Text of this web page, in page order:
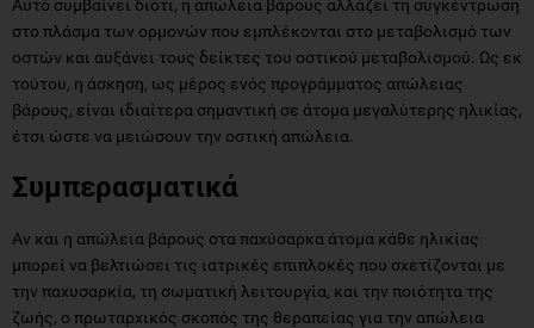
Αυτό συμβαίνει διότι, η απώλεια βάρους αλλάζει τη συγκέντρωση
στο πλάσμα των ορμονών που εμπλέκονται στο μεταβολισμό των
οστών και αυξάνει τους δείκτες του οστικού μεταβολισμού. Ως εκ
τούτου, η άσκηση, ως μέρος ενός προγράμματος απώλειας
βάρους, είναι ιδιαίτερα σημαντική σε άτομα μεγαλύτερης ηλικίας,
έτσι ώστε να μειώσουν την οστική απώλεια.
Συμπερασματικά
Αν και η απώλεια βάρους στα παχύσαρκα άτομα κάθε ηλικίας
μπορεί να βελτιώσει τις ιατρικές επιπλοκές που σχετίζονται με
την παχυσαρκία, τη σωματική λειτουργία, και την ποιότητα της
ζωής, ο πρωταρχικός σκοπός της θεραπείας για την απώλεια